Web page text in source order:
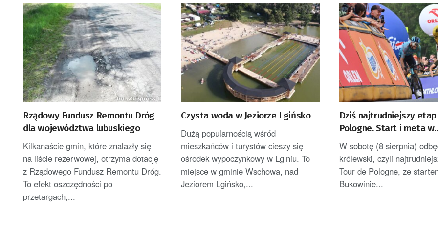
Rządowy Fundusz Remontu Dróg
dla województwa lubuskiego
Kilkanaście gmin, które znalazły się
na liście rezerwowej, otrzyma dotację
z Rządowego Fundusz Remontu Dróg.
To efekt oszczędności po
przetargach,...
Czysta woda w Jeziorze Lgińsko
Dużą popularnością wśród
mieszkańców i turystów cieszy się
ośrodek wypoczynkowy w Lginiu. To
miejsce w gminie Wschowa, nad
Jeziorem Lgińsko,...
Dziś najtrudniejszy etap
Pologne. Start i meta w
Bukowinie Tatrzańskiej
W sobotę (8 sierpnia)
królewski, czyli
Tour de Pologne, ze
Bukowinie...